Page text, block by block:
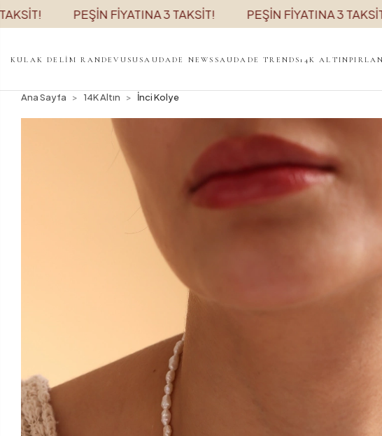
PEŞİN FİYATINA 3 TAKSİT! PEŞİN FİYATINA 3 TAKSİT!
KULAK DELİM RANDEVUSUSAUDADE NEWS SAUDADE TRENDS14K ALTIN
Ana Sayfa 14K Altın İnci Kolye